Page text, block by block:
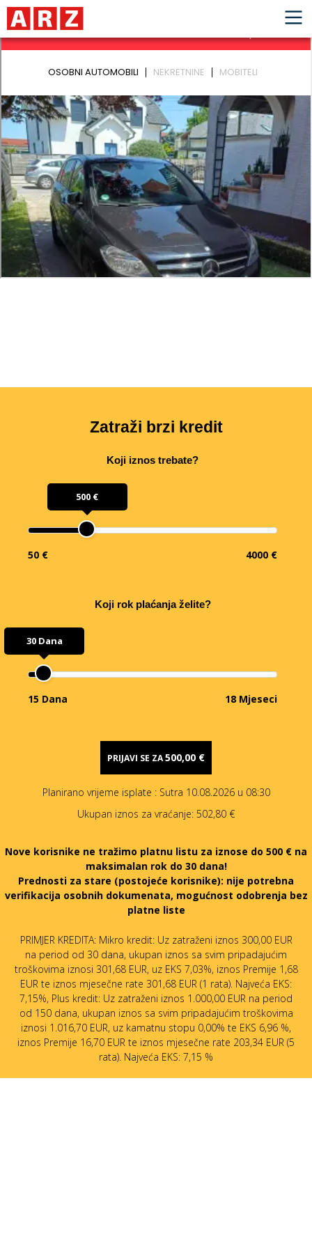
Zatraži brzi kredit
Koji iznos trebate?
500 €
50 € 4000 €
Koji rok plaćanja želite?
30 Dana
15 Dana 18 Mjeseci
PRIJAVI SE ZA500,00 €
Planirano vrijeme isplate : Sutra 10.08.2026 u 08:30
Ukupan iznos za vraćanje: 502,80 €
Nove korisnike ne tražimo platnu listu za iznose do 500 € na
maksimalan rok do 30 dana!
Prednosti za stare (postojeće korisnike): nije potrebna
verifikacija osobnih dokumenata, mogućnost odobrenja bez
platne liste
PRIMJER KREDITA: Mikro kredit: Uz zatraženi iznos 300,00 EUR
na period od 30 dana, ukupan iznos sa svim pripadajućim
troškovima iznosi 301,68 EUR, uz EKS 7,03%, iznos Premije 1,68
EUR te iznos mjesečne rate 301,68 EUR (1 rata). Najveća EKS:
7,15%, Plus kredit: Uz zatraženi iznos 1.000,00 EUR na period
od 150 dana, ukupan iznos sa svim pripadajućim troškovima
iznosi 1.016,70 EUR, uz kamatnu stopu 0,00% te EKS 6,96 %,
iznos Premije 16,70 EUR te iznos mjesečne rate 203,34 EUR (5
rata). Najveća EKS: 7,15 %